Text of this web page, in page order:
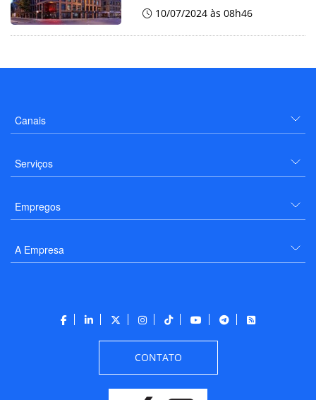
10/07/2024 às 08h46
Canais
Serviços
Empregos
A Empresa
CONTATO